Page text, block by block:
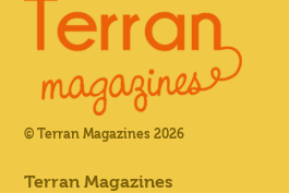
© Terran Magazines 2026
Terran Magazines